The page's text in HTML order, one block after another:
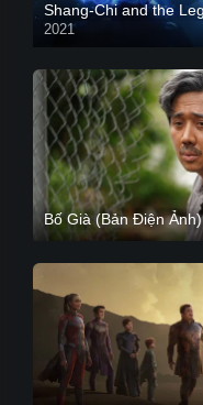
2021
CAM
Bố Già (Bản Điện Ảnh)